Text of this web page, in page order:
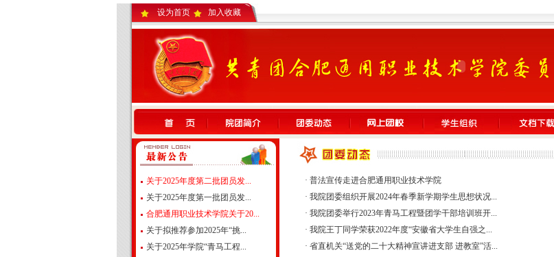
设为首页 加入收藏
关于2025年度第二批团员发...
关于2025年度第一批团员发...
合肥通用职业技术学院关于20...
关于拟推荐参加2025年“挑...
关于2025年学院“青马工程...
· 普法宣传走进合肥通用职业技术学院
· 我院团委组织开展2024年春季新学期学生思想状况...
· 我院团委举行2023年青马工程暨团学干部培训班开...
· 我院王丁同学荣获2022年度“安徽省大学生自强之...
· 省直机关“送党的二十大精神宣讲进支部 进教室”活...